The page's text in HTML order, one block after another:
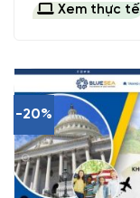
Xem thực tế
-20%